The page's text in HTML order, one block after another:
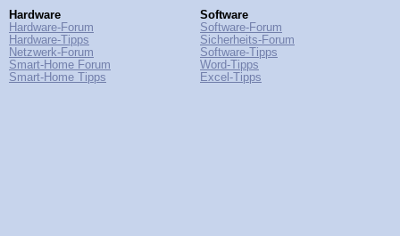
Hardware
Hardware-Forum
Hardware-Tipps
Netzwerk-Forum
Smart-Home Forum
Smart-Home Tipps
Software
Software-Forum
Sicherheits-Forum
Software-Tipps
Word-Tipps
Excel-Tipps